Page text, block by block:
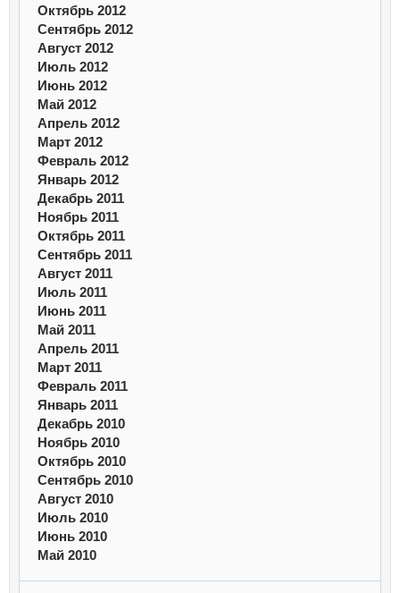
Октябрь 2012
Сентябрь 2012
Август 2012
Июль 2012
Июнь 2012
Май 2012
Апрель 2012
Март 2012
Февраль 2012
Январь 2012
Декабрь 2011
Ноябрь 2011
Октябрь 2011
Сентябрь 2011
Август 2011
Июль 2011
Июнь 2011
Май 2011
Апрель 2011
Март 2011
Февраль 2011
Январь 2011
Декабрь 2010
Ноябрь 2010
Октябрь 2010
Сентябрь 2010
Август 2010
Июль 2010
Июнь 2010
Май 2010